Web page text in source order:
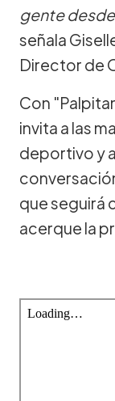
gente
señala
Director de
Con
invita a las
deportivo y
que seguirá
acerque la